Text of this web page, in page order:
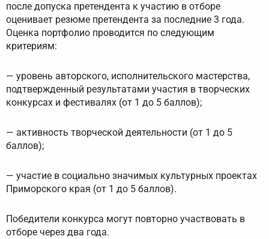
после допуска претендента к участию в отборе
оценивает резюме претендента за последние 3 года.
Оценка портфолио проводится по следующим
критериям:
— уровень авторского, исполнительского мастерства,
подтвержденный результатами участия в творческих
конкурсах и фестивалях (от 1 до 5 баллов);
— активность творческой деятельности (от 1 до 5
баллов);
— участие в социально значимых культурных проектах
Приморского края (от 1 до 5 баллов).
Победители конкурса могут повторно участвовать в
отборе через два года.